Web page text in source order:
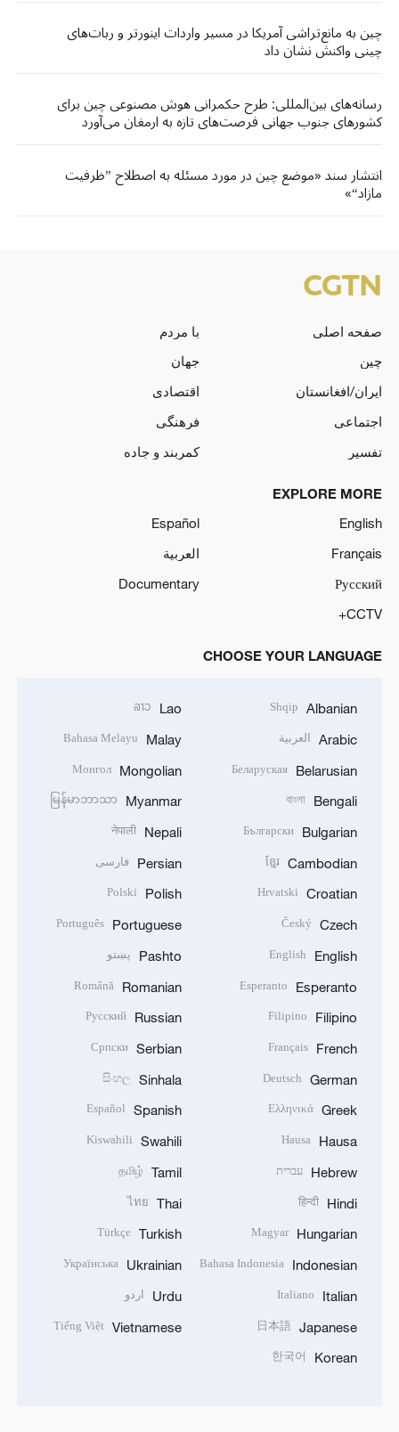
چین به مانع‌تراشی آمریکا در مسیر واردات اینورتر و ربات‌های
چینی واکنش نشان داد
رسانه‌های بین‌المللی: طرح حکمرانی هوش مصنوعی چین برای
کشورهای جنوب جهانی فرصت‌های تازه‌ به ارمغان می‌آورد
انتشار سند «موضع چین در مورد مسئله به اصطلاح ”ظرفیت
مازاد“»
صفحه اصلی
با مردم
چین
جهان
ایران/افغانستان
اقتصادی
اجتماعی
فرهنگی
تفسیر
کمربند و جاده
EXPLORE MORE
English
Español
Français
العربية
Русский
Documentary
CCTV+
CHOOSE YOUR LANGUAGE
Albanian
Shqip
Arabic العربية
Belarusian
Беларуская
Bengali
বাংলা
Bulgarian
Български
Cambodian
ខ្មែរ
Croatian
Hrvatski
Czech
Český
English
English
Esperanto
Esperanto
Filipino
Filipino
French
Français
German
Deutsch
Greek
Ελληνικά
Hausa
Hausa
Hebrew עברית
Hindi
हिन्दी
Hungarian
Magyar
Indonesian
Bahasa Indonesia
Italian
Italiano
Japanese
日本語
Korean
한국어
Lao
ລາວ
Malay
Bahasa Melayu
Mongolian
Монгол
Myanmar
မြန်မာဘာသာ
Nepali
नेपाली
Persian فارسی
Polish
Polski
Portuguese
Português
Pashto پښتو
Romanian
Română
Russian
Русский
Serbian
Српски
Sinhala
සිංහල
Spanish
Español
Swahili
Kiswahili
Tamil
தமிழ்
Thai
ไทย
Turkish
Türkçe
Ukrainian
Українська
Urdu اردو
Vietnamese
Tiếng Việt